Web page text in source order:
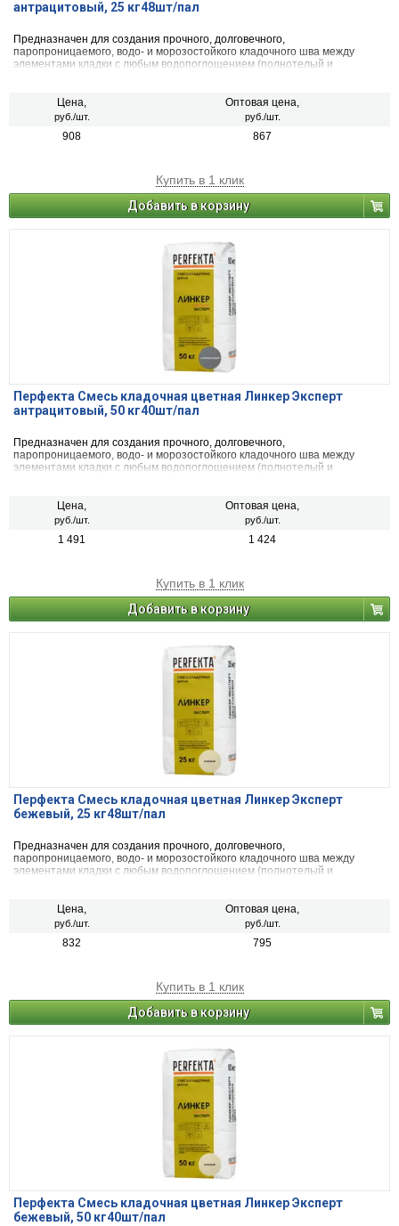
антрацитовый, 25 кг48шт/пал
Предназначен для создания прочного, долговечного,
паропроницаемого, водо- и морозостойкого кладочного шва между
элементами кладки с любым водопоглощением (полнотелый и
натурального камня) с одновременной декоративной расшивкой швов
Цена,
руб./шт.
Оптовая цена,
руб./шт.
908 867
Купить в 1 клик
Добавить в корзину
Перфекта Смесь кладочная цветная Линкер Эксперт
антрацитовый, 50 кг40шт/пал
Предназначен для создания прочного, долговечного,
паропроницаемого, водо- и морозостойкого кладочного шва между
элементами кладки с любым водопоглощением (полнотелый и
натурального камня) с одновременной декоративной расшивкой швов
Цена,
руб./шт.
Оптовая цена,
руб./шт.
1 491 1 424
Купить в 1 клик
Добавить в корзину
Перфекта Смесь кладочная цветная Линкер Эксперт
бежевый, 25 кг48шт/пал
Предназначен для создания прочного, долговечного,
паропроницаемого, водо- и морозостойкого кладочного шва между
элементами кладки с любым водопоглощением (полнотелый и
натурального камня) с одновременной декоративной расшивкой швов
Цена,
руб./шт.
Оптовая цена,
руб./шт.
832 795
Купить в 1 клик
Добавить в корзину
Перфекта Смесь кладочная цветная Линкер Эксперт
бежевый, 50 кг40шт/пал